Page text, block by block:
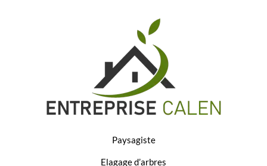
Paysagiste
Elagage d’arbres